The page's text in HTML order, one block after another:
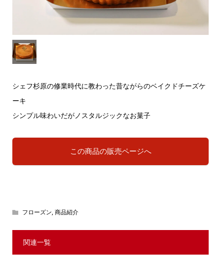
シェフ杉原の修業時代に教わった昔ながらのベイクドチーズケ
ーキ
シンプル味わいだがノスタルジックなお菓子
この商品の販売ページへ
フローズン 商品紹介
関連一覧